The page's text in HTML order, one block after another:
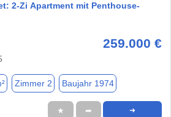
2-Zi Apartment mit Penthouse-
259.000 €
Zimmer 2 Baujahr 1974
★ ➦ ➜